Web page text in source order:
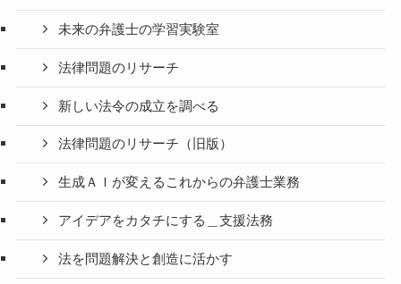
未来の弁護士の学習実験室
法律問題のリサーチ
新しい法令の成立を調べる
法律問題のリサーチ（旧版）
生成ＡＩが変えるこれからの弁護士業務
アイデアをカタチにする＿支援法務
法を問題解決と創造に活かす